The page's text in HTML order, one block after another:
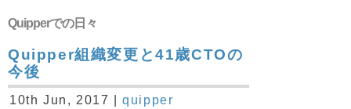
Quipperでの日々
Quipper組織変更と41歳CTOの
今後
10th Jun, 2017 |quipper